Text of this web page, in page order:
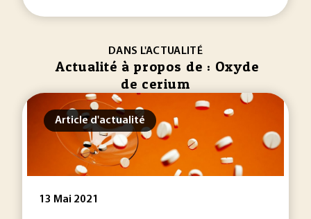
DANS L'ACTUALITÉ
Actualité à propos de : Oxyde
de cerium
Article d'actualité
13 Mai 2021